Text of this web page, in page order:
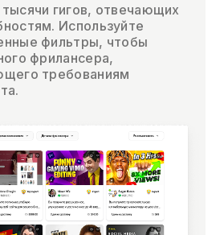
гигов, отвечающих
Используйте
фильтры, чтобы
фрилансера,
требованиям